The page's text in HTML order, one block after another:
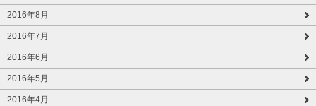
2016年8月
2016年7月
2016年6月
2016年5月
2016年4月